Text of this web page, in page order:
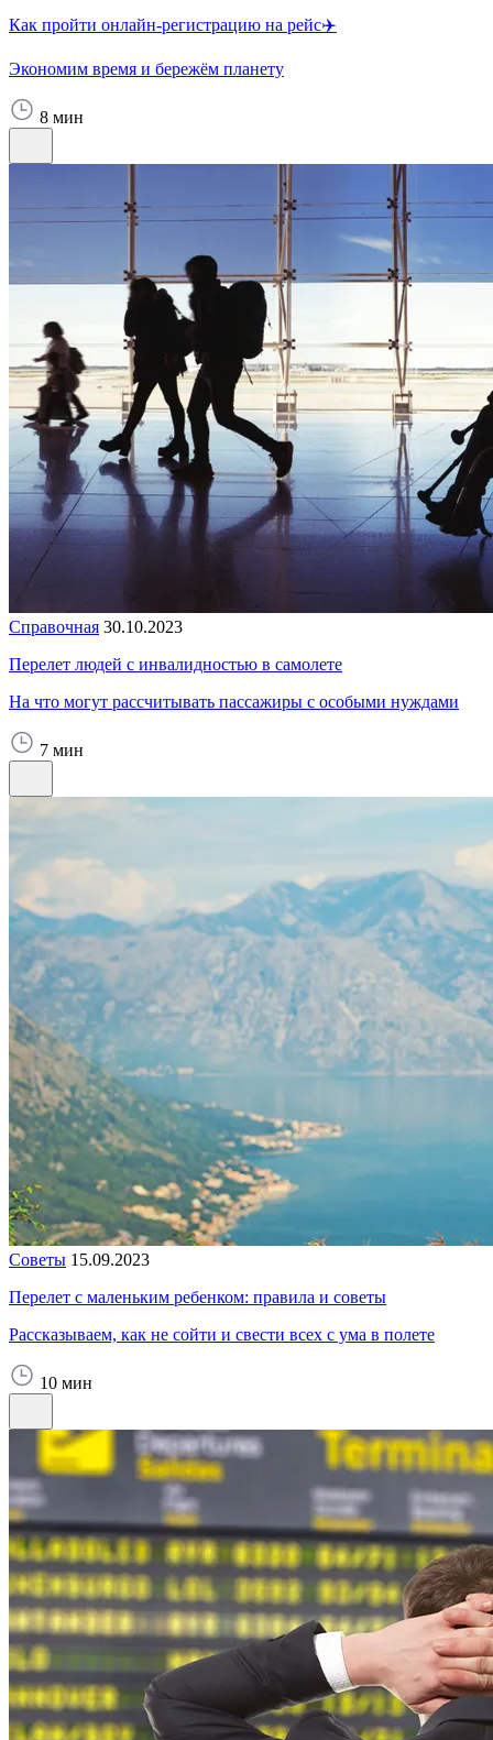
Как пройти онлайн-регистрацию на рейс✈️
Экономим время и бережём планету
8 мин
Справочная 30.10.2023
Перелет людей с инвалидностью в самолете
На что могут рассчитывать пассажиры с особыми нуждами
7 мин
Советы 15.09.2023
Перелет с маленьким ребенком: правила и советы
Рассказываем, как не сойти и свести всех с ума в полете
10 мин